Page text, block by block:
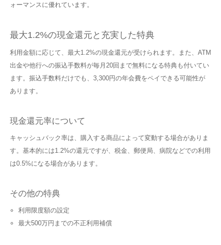
ォーマンスに優れています。
最大1.2%の現金還元と充実した特典
利用金額に応じて、最大1.2%の現金還元が受けられます。また、ATM
出金や他行への振込手数料が毎月20回まで無料になる特典も付いてい
ます。振込手数料だけでも、3,300円の年会費をペイできる可能性が
あります。
現金還元率について
キャッシュバック率は、購入する商品によって変動する場合がありま
す。基本的には1.2%の還元ですが、税金、郵便局、病院などでの利用
は0.5%になる場合があります。
その他の特典
利用限度額の設定
最大500万円までの不正利用補償